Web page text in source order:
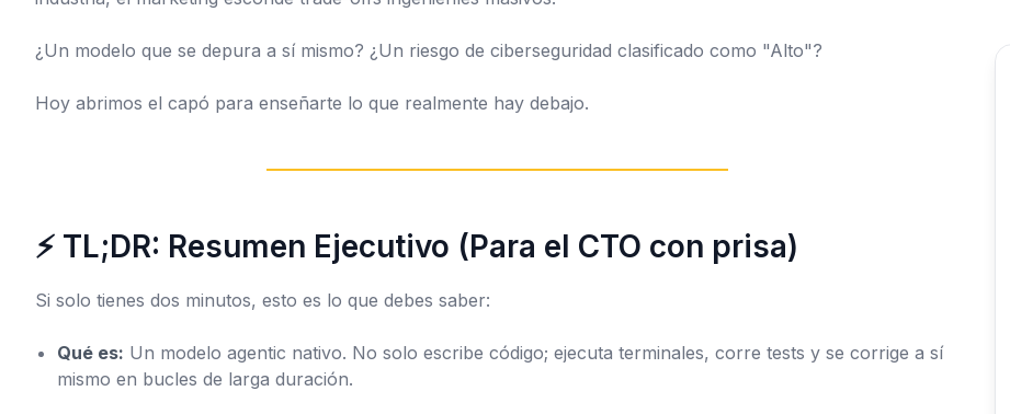
¿Un modelo que se depura a sí mismo? ¿Un riesgo de ciberseguridad clasificado como "Alto"?
Hoy abrimos el capó para enseñarte lo que realmente hay debajo.
⚡ TL;DR: Resumen Ejecutivo (Para el CTO con prisa)
Si solo tienes dos minutos, esto es lo que debes saber:
Qué es: Un modelo agentic nativo. No solo escribe código; ejecuta terminales, corre tests y se corrige a sí
mismo en bucles de larga duración.